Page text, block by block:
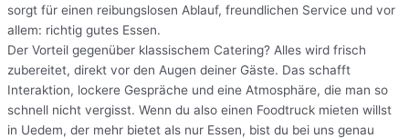
sorgt für einen reibungslosen Ablauf, freundlichen Service und vor
allem: richtig gutes Essen.
Der Vorteil gegenüber klassischem Catering? Alles wird frisch
zubereitet, direkt vor den Augen deiner Gäste. Das schafft
Interaktion, lockere Gespräche und eine Atmosphäre, die man so
schnell nicht vergisst. Wenn du also einen Foodtruck mieten willst
in Uedem, der mehr bietet als nur Essen, bist du bei uns genau